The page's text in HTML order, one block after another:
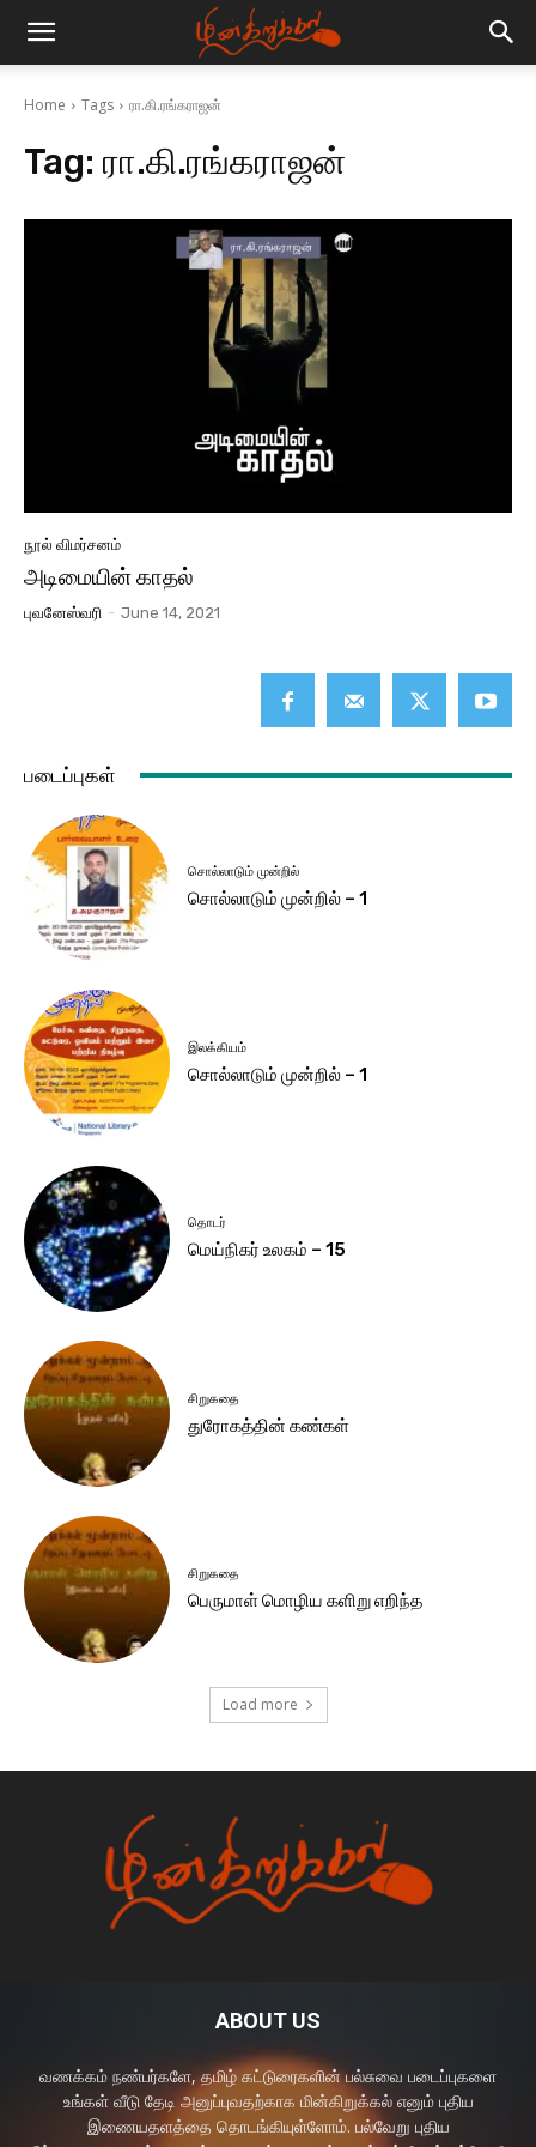
Home Tags ரா.கி.ரங்கராஜன்
Tag: ரா.கி.ரங்கராஜன்
நூல் விமர்சனம்
அடிமையின் காதல்
புவனேஸ்வரி - June 14, 2021
படைப்புகள்
சொல்லாடும் முன்றில்
சொல்லாடும் முன்றில் – 1
இலக்கியம்
சொல்லாடும் முன்றில் – 1
தொடர்
மெய்நிகர் உலகம் – 15
சிறுகதை
துரோகத்தின் கண்கள்
சிறுகதை
பெருமாள் மொழிய களிறு எறிந்த
Load more
ABOUT US
வணக்கம் நண்பர்களே, தமிழ் கட்டுரைகளின் பல்சுவை படைப்புகளை
உங்கள் வீடு தேடி அனுப்புவதற்காக மின்கிறுக்கல் எனும் புதிய
இணையதளத்தை தொடங்கியுள்ளோம். பல்வேறு புதிய